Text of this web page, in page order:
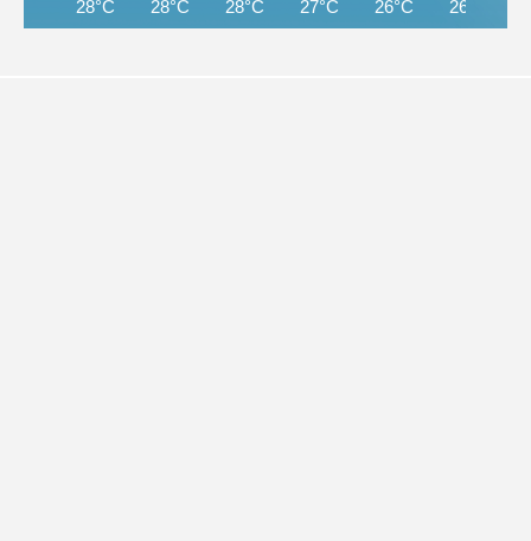
28°C 28°C 28°C 27°C 26°C 26°C